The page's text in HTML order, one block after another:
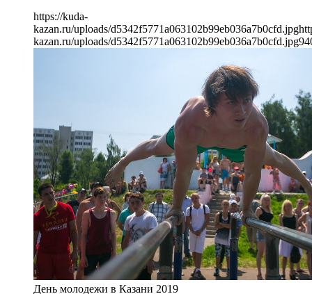
https://kuda-
kazan.ru/uploads/d5342f5771a063102b99eb036a7b0cfd.jpg
kazan.ru/uploads/d5342f5771a063102b99eb036a7b0cfd.jpg
День молодежи в Казани 2019